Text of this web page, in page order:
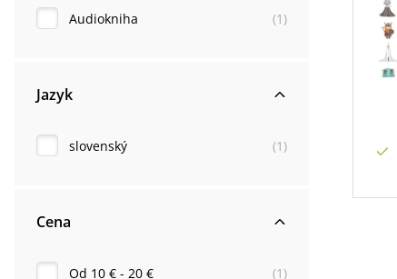
Audiokniha (1 )
Jazyk
slovenský (1 )
Cena
Od 10 € - 20 € (1 )